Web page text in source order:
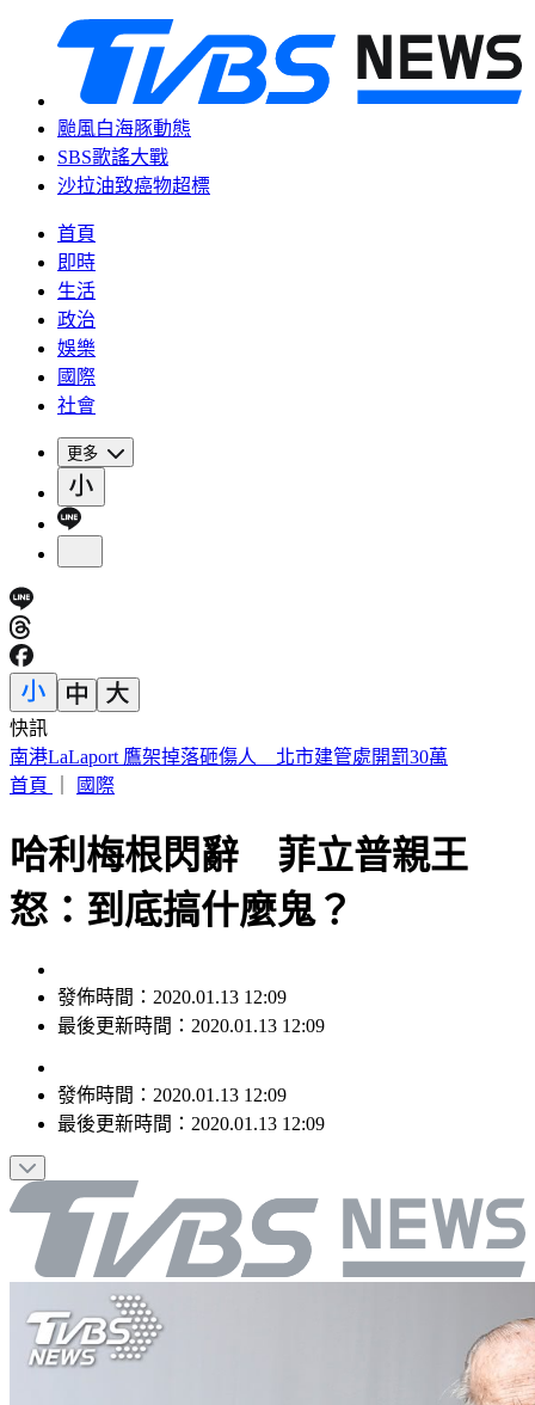
颱風白海豚動態
SBS歌謠大戰
沙拉油致癌物超標
首頁
即時
生活
政治
娛樂
國際
社會
更多
快訊
明放颱風假？白海豚颱風「最新暴風圈侵襲率」曝 這縣市達
59％
哈利梅根閃辭 菲立普親王
怒：到底搞什麼鬼？
發佈時間：2020.01.13 12:09
發佈時間：2020.01.13 12:09